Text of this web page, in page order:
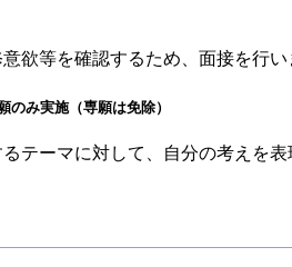
欲等を確認するため、面接を行い
のみ実施（専願は免除）
テーマに対して、自分の考えを表